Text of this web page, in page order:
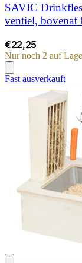
SAVIC
ventiel,
€22,25
Nur noch 2 auf
Fast ausverkauft